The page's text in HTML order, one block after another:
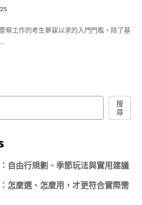
察工作的考生夢寐以求的入門門檻。除了基
搜
尋
自由行規劃、季節玩法與實用建議
怎麼選、怎麼用，才更符合實際需